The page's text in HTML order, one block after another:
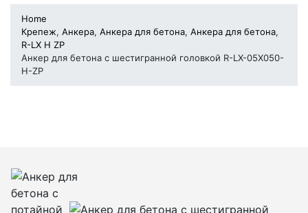
Home
Крепеж, Анкера, Анкера для бетона, Анкера для бетона,
R-LX H ZP
Анкер для бетона с шестигранной головкой R-LX-05X050-
H-ZP